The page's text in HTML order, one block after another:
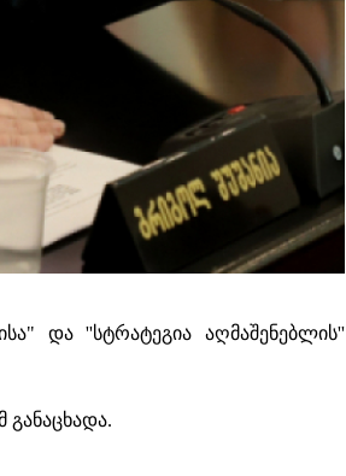
და ''სტრატეგია აღმაშენებლის''
განაცხადა.